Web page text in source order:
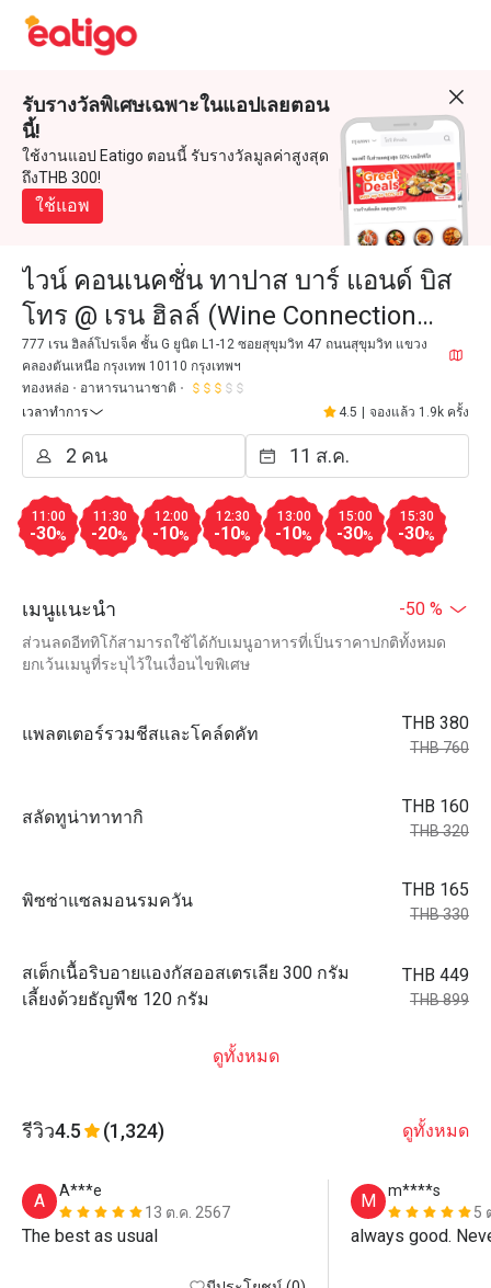
รับรางวัลพิเศษเฉพาะในแอปเลยตอน
นี้!
ใช้งานแอป Eatigo ตอนนี้ รับรางวัลมูลค่าสูงสุด
ถึงTHB 300!
ใช้แอพ
ไวน์ คอนเนคชั่น ทาปาส บาร์ แอนด์ บิส
โทร @ เรน ฮิลล์ (Wine Connection
Tapas Bar @ Rain Hill)
777 เรน ฮิลล์โปรเจ็ค ชั้น G ยูนิต L1-12 ซอยสุขุมวิท 47 ถนนสุขุมวิท แขวง
คลองตันเหนือ กรุงเทพ 10110 กรุงเทพฯ
ทองหล่อ
อาหารนานาชาติ
เวลาทำการ
4.5 จองแล้ว 1.9k ครั้ง
11:00
-30%
11:30
-20%
12:00
-10%
12:30
-10%
13:00
-10%
15:00
-30%
15:30
-30%
เมนูแนะนำ -50 %
ส่วนลดอีททิโก้สามารถใช้ได้กับเมนูอาหารที่เป็นราคาปกติทั้งหมด
ยกเว้นเมนูที่ระบุไว้ในเงื่อนไขพิเศษ
แพลตเตอร์รวมชีสและโคล์ดคัท
THB 380
THB 760
สลัดทูน่าทาทากิ
THB 160
THB 320
พิซซ่าแซลมอนรมควัน
THB 165
THB 330
สเต็กเนื้อริบอายแองกัสออสเตรเลีย 300 กรัม
เลี้ยงด้วยธัญพืช 120 กรัม
THB 449
THB 899
ดูทั้งหมด
รีวิว4.5 (1,324) ดูทั้งหมด
A
A***e
13 ต.ค. 2567
M
m****s
5
always good.